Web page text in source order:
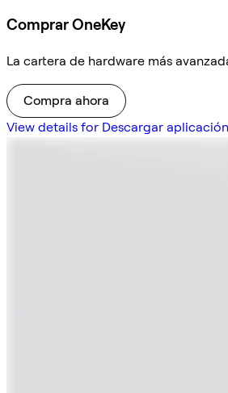
Comprar OneKey
La cartera de hardware más
Compra ahora
View details for Descargar aplicación